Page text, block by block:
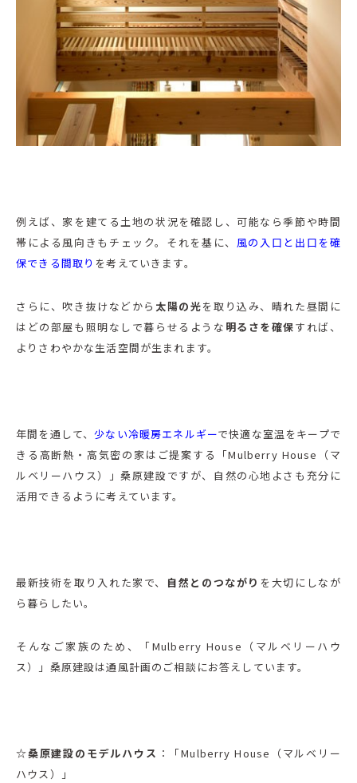
例えば、家を建てる土地の状況を確認し、可能なら季節や時間
帯による風向きもチェック。それを基に、 風の入口と出口を確
保できる間取り を考えていきます。
さらに、吹き抜けなどから 太陽の光を取り込み、晴れた昼間に
はどの部屋も照明なしで暮らせるような 明るさを確保すれば、
よりさわやかな生活空間が生まれます。
年間を通して、少ない冷暖房エネルギーで快適な室温をキープで
きる高断熱・高気密の家はご提案する「Mulberry House（マ
ルベリーハウス）」桑原建設ですが、自然の心地よさも充分に
活用できるように考えています。
最新技術を取り入れた家で、 自然とのつながり を大切にしなが
ら暮らしたい。
そんなご家族のため、「Mulberry House（マルベリーハウ
ス）」桑原建設は通風計画のご相談にお答えしています。
☆桑原建設のモデルハウス ：「Mulberry House（マルベリー
ハウス）」